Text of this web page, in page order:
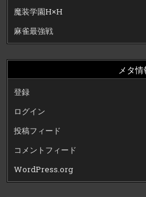
魔装学園H×H
麻雀最強戦
メタ情
登録
ログイン
投稿フィード
コメントフィード
WordPress.org